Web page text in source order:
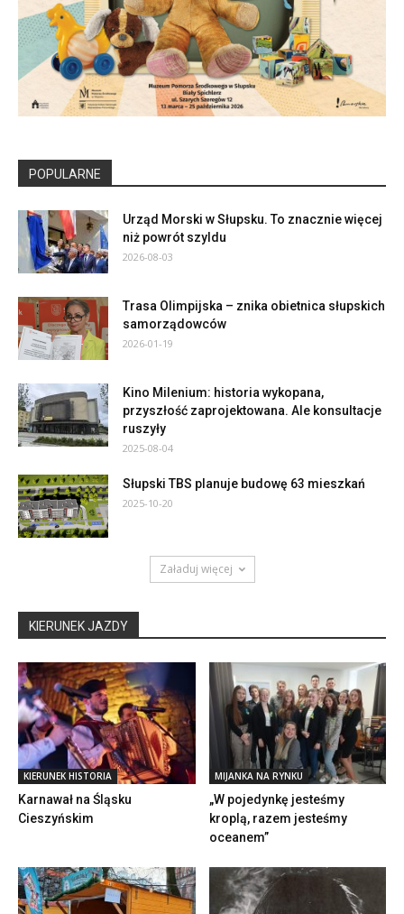
POPULARNE
Urząd Morski w Słupsku. To znacznie więcej
niż powrót szyldu
2026-08-03
Trasa Olimpijska – znika obietnica słupskich
samorządowców
2026-01-19
Kino Milenium: historia wykopana,
przyszłość zaprojektowana. Ale konsultacje
ruszyły
2025-08-04
Słupski TBS planuje budowę 63 mieszkań
2025-10-20
Załaduj więcej
KIERUNEK JAZDY
KIERUNEK HISTORIA
Karnawał na Śląsku
Cieszyńskim
MIJANKA NA RYNKU
„W pojedynkę jesteśmy
kroplą, razem jesteśmy
oceanem”